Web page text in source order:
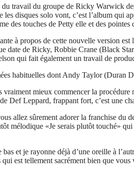
travail du groupe de Ricky Warwick
les disques solo vont, c’est l’album qui
des touches de Petty elle et des
à propos de cette nouvelle version
date de Ricky, Robbie Crane (Black
qui fait également un travail de
habituelles dont Andy Taylor
vraiment mieux commencer la
Def Leppard, frappant fort, c’est une
allez sûrement adorer la franchise
mélodique «Je serais plutôt touché»
bas et je rayonne déjà d’une oreille à
qui est tellement sacrément bien que